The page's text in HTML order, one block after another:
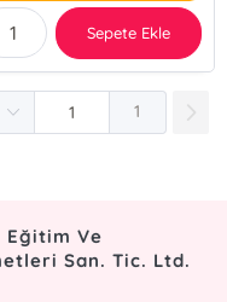
Sepete Ekle
1
Eğitim Ve
San. Tic. Ltd.